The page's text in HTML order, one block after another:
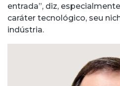
entrada”, diz,
caráter tecnológico, seu
indústria.